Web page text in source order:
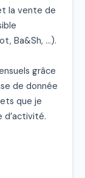
la vente de
Ba&Sh, …).
grâce
de donnée
que je
d’activité.